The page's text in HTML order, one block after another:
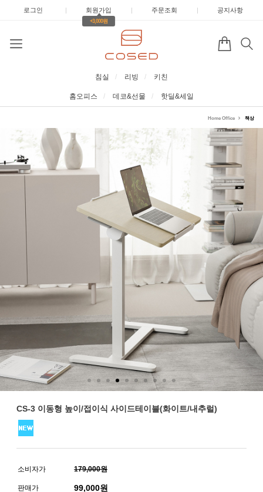
로그인 | 회원가입 |
+3,000원
주문조회 | 공지사항
침실 리빙 키친
홈오피스 데코&선물 핫딜&세일
Home Office 책상
CS-3 이동형 높이/접이식 사이드테이블(화이트/내추럴)
소비자가 179,000원
판매가 99,000원